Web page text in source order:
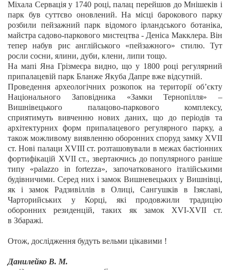
Міхала Сервація у 1740 році, палац перейшов до Мнішеків і
парк був суттєво оновлений. На місці барокового парку
розбили пейзажний парк відомого ірландського ботаніка,
майстра садово-паркового мистецтва - Деніса Макклера. Він
тепер набув рис англійського «пейзажного» стилю. Тут
росли сосни, ялини, дуби, клени, липи тощо.
На мапі Яна Грізмеєра видно, що у 1800 році регулярний
припалацевій парк Бланже Якуба Дапре вже відсутній.
Проведення археологічних розкопок на території об’єкту
Національного Заповідника «Замки Тернопілля» –
Вишнівецького палацово-паркового комплексу,
сприятимуть вивченню нових даних, що до періодів та
архітектурних форм припалацевого регулярного парку, а
також можливому виявленню оборонних споруд замку ХVII
ст. Нові палаци XVIIІ ст. розташовували в межах бастіонних
фортифікацій XVII ст., звертаючись до популярного раніше
типу «palazzo in fortezza», започаткованого італійськими
будівничими. Серед них і замок Вишневецьких у Вишнівці,
як і замок Радзивіллів в Олиці, Сангушків в Ізяславі,
Чарторийських у Корці, які продовжили традицію
оборонних резиденцій, таких як замок ХVI-ХVIIст.
в Збаражі.
Отож, дослідження будуть вельми цікавими !
Данилейко В. М.